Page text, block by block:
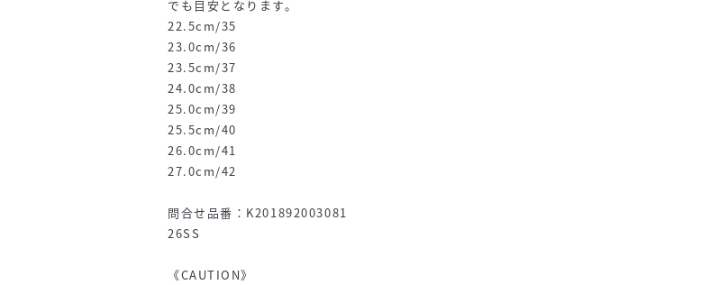
でも目安となります。
22.5cm/35
23.0cm/36
23.5cm/37
24.0cm/38
25.0cm/39
25.5cm/40
26.0cm/41
27.0cm/42
問合せ品番：K201892003081
26SS
《CAUTION》